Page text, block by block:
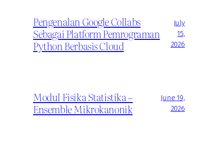
Pengenalan Google Collabs
Sebagai Platform Pemrograman
Python Berbasis Cloud
July
15,
2026
Modul Fisika Statistika –
Ensemble Mikrokanonik
June 19,
2026